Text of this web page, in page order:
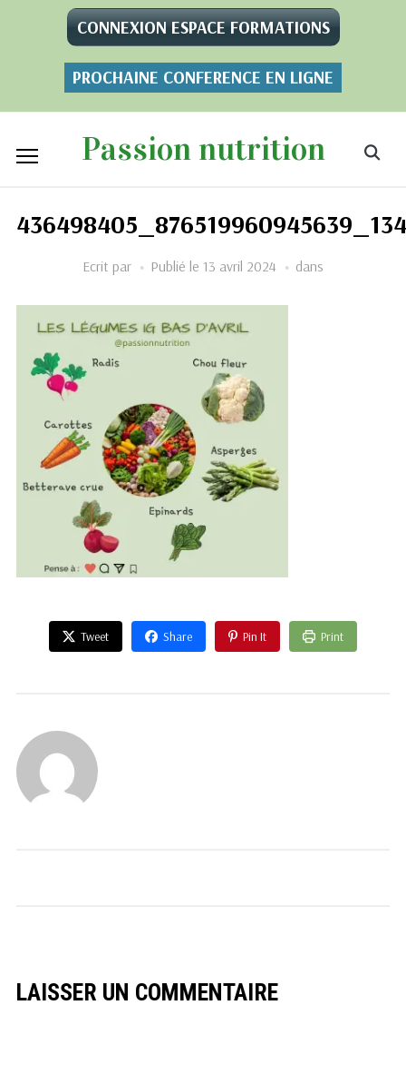
CONNEXION ESPACE FORMATIONS
PROCHAINE CONFERENCE EN LIGNE
Passion nutrition
Ecrit par Publié le 13 avril 2024 dans
Tweet Share Pin It Print
LAISSER UN COMMENTAIRE